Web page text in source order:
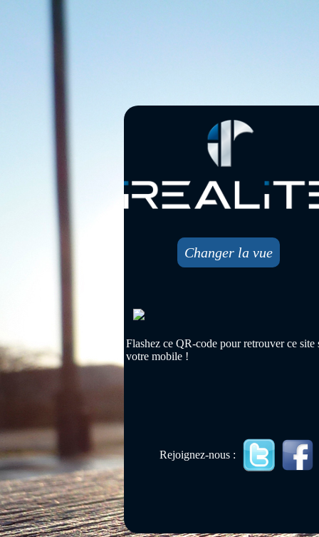
Changer la vue
Flashez ce QR-code pour retrouver ce site
votre mobile !
Rejoignez-nous :